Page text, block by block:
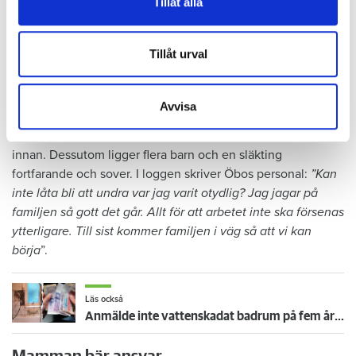
annons- och analysföretag som vi samarbetar med.
Dessa kan i sin tur kombinera informationen med annan
information som du har tillhandahållit eller som de har
samlat in när du har använt deras tjänster.
Tillåt urval
Avvisa
riktiga. I loggen står det att läsa om flera planeringsmöten
med mamman och en släkting till henne: ”Hembesök hos
hyresgästen för att visa och förklara vilka grejer som måste
morgonen. Arbetet kör igång 07.30”.
Men när Öbo och hantverkarna dyker upp nästa dag, står
det mesta av grejerna kvar på samma ställe som dagen
innan. Dessutom ligger flera barn och en släkting
fortfarande och sover. I loggen skriver Öbos personal: ”Kan
inte låta bli att undra var jag varit otydlig? Jag jagar på
familjen så gott det går. Allt för att arbetet inte ska försenas
ytterligare. Till sist kommer familjen i väg så att vi kan
börja”.
Läs också
Anmälde inte vattenskadat badrum på fem år – krävs på 125 000 kronor